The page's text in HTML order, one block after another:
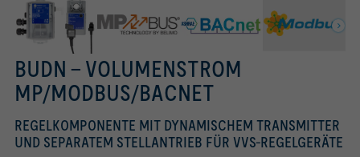
BUDN - VOLUMENSTROM
MP/MODBUS/BACNET
REGELKOMPONENTE MIT DYNAMISCHEM TRANSMITTER
UND SEPARATEM STELLANTRIEB FÜR VVS-REGELGERÄTE